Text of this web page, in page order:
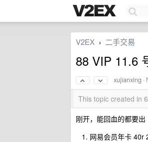
V2EX › 二手交易
88 VIP 11.6
xujianxing ·
This topic created in
刚开，能回血的都要出
网易会员年卡 40r